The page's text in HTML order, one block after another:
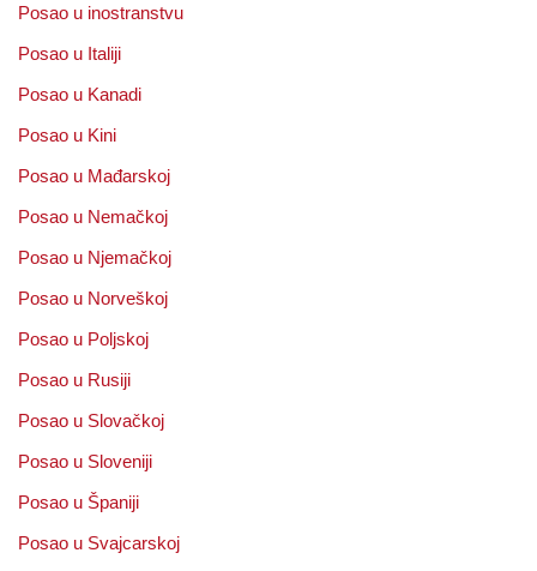
Posao u inostranstvu
Posao u Italiji
Posao u Kanadi
Posao u Kini
Posao u Mađarskoj
Posao u Nemačkoj
Posao u Njemačkoj
Posao u Norveškoj
Posao u Poljskoj
Posao u Rusiji
Posao u Slovačkoj
Posao u Sloveniji
Posao u Španiji
Posao u Svajcarskoj